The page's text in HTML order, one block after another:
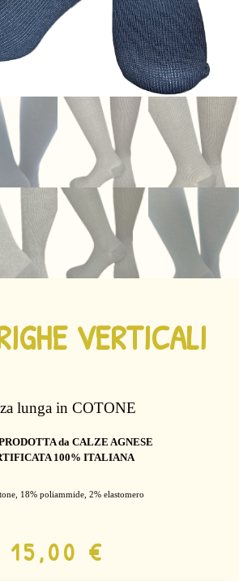
VERTICALI
lunga in COTONE
da CALZE AGNESE
100% ITALIANA
18% poliammide, 2% elastomero
15,00 €